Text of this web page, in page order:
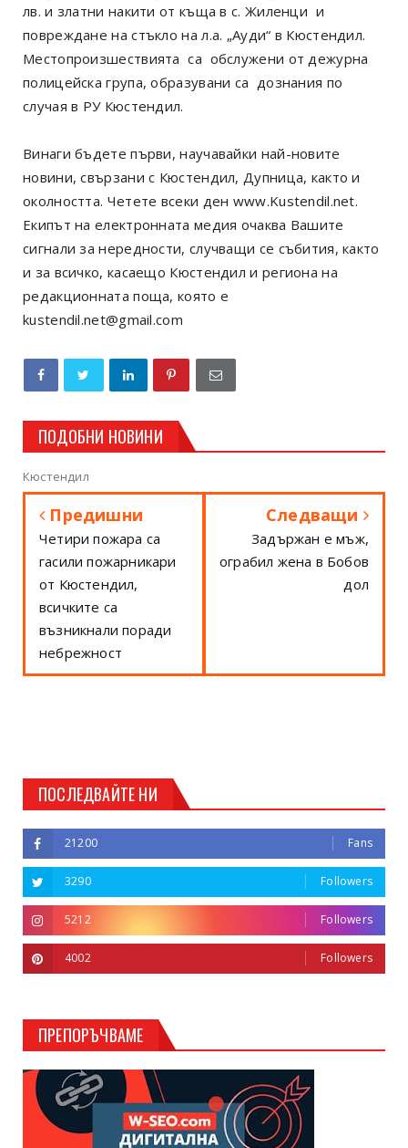
лв. и златни накити от къща в с. Жиленци и
повреждане на стъкло на л.а. „Ауди“ в Кюстендил.
Местопроизшествията са обслужени от дежурна
полицейска група, образувани са дознания по
случая в РУ Кюстендил.
Винаги бъдете първи, научавайки най-новите
новини, свързани с Кюстендил, Дупница, както и
околността. Четете всеки ден www.Kustendil.net.
Екипът на електронната медия очаква Вашите
сигнали за нередности, случващи се събития, както
и за всичко, касаещо Кюстендил и региона на
редакционната поща, която е
kustendil.net@gmail.com
ПОДОБНИ НОВИНИ
Кюстендил
Предишни
Четири пожара са
гасили пожарникари
от Кюстендил,
всичките са
възникнали поради
небрежност
Следващи
Задържан е мъж,
ограбил жена в Бобов
дол
ПОСЛЕДВАЙТЕ НИ
21200 Fans
3290 Followers
5212 Followers
4002 Followers
ПРЕПОРЪЧВАМЕ